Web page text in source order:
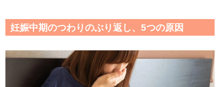
妊娠中期のつわりのぶり返し、5つの原因